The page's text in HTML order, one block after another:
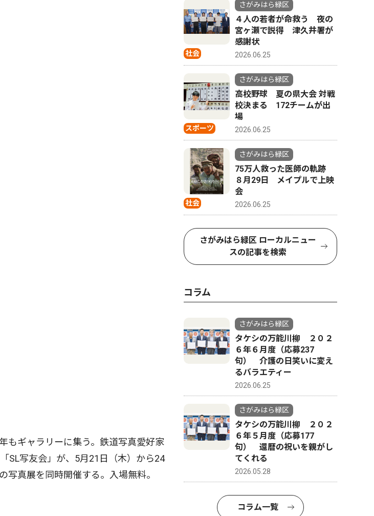
もギャラリーに集う。鉄道写真愛好家
SL写友会」が、5月21日（木）から24
写真展を同時開催する。入場無料。
社会
さがみはら緑区
４人の若者が命救う 夜の
宮ヶ瀬で説得 津久井署が
感謝状
2026.06.25
スポーツ
さがみはら緑区
高校野球 夏の県大会 対戦
校決まる 172チームが出
場
2026.06.25
社会
さがみはら緑区
75万人救った医師の軌跡
８月29日 メイプルで上映
会
2026.06.25
さがみはら緑区 ローカルニュー
スの記事を検索
コラム
さがみはら緑区
タケシの万能川柳 ２０２
６年６月度（応募237
句） 介護の日笑いに変え
るバラエティー
2026.06.25
さがみはら緑区
タケシの万能川柳 ２０２
６年５月度（応募177
句） 還暦の祝いを親がし
てくれる
2026.05.28
コラム一覧